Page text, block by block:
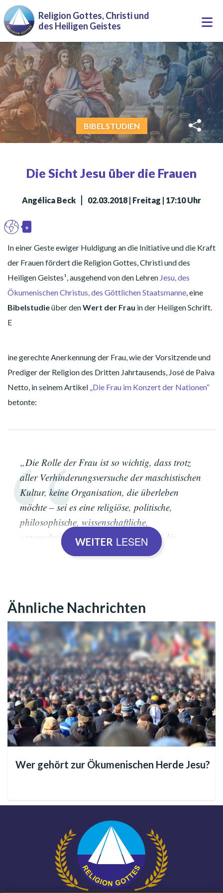
Direkt zum Inhalt
Religion Gottes, Christi und
des Heiligen Geistes
BIBELSTUDIEN
Die Sicht Jesu über die Frauen
Angélica Beck | 02.03.2018 | Freitag | 17:10 Uhr
+
Toggle Dropdown
In einer Geste ewiger Huldigung an die Initiative und die Kraft
der Frauen fördert die Religion Gottes, Christi und des
Heiligen Geistes¹, ausgehend von den Lehren Jesu, des
Ökumenischen Christus, des Göttlichen Staatsmanne, eine
Bibelstudieüber denWert der Frau in der Heiligen Schrift.
E
ine gerechte Anerkennung der Frau, wie der Vorsitzende und
Prediger der Religion des Dritten Jahrtausends, José de Paiva
Netto, in seinem Artikel „Die Frau im Konzert der Nationen“
betonte:
„Die Rolle der Frau ist so wichtig, dass trotz
aller Verhinderungsversuche der maschistischen
Kultur, keine Organisation, die überleben
möchte – sei es eine religiöse, politische,
philosophische, wissenschaftliche,
unternehmerische oder familiar – auf die
Unterstützung der Frau verzichten kann. Die
Grund für das menschliche Dasein. Welche
Mutter wünscht, dass ihr Kind im Krieg fällt?
Wehe uns, Männern, wenn die Frauen nicht
aufgeklärt, inspiriert und erleuchtet wären!“.
Das göttliche Beispiel, das uns von Jesus
hinterlassen wurde
In der Frohen Botschaft Christi wird darauf hingewiesen, dass
Jesus in Seiner erhabenen und spirituell revolutionären
Mission gezeigt hat, dass man Frauen, ebenso wie alle
Bei seinem ersten Sichtbaren Erscheinen auf Erden, befand
sich der göttliche Meister in einem sozialen Kontext, in dem
Er sich mit historischen und kulturellen Herausforderungen
konfrontiert sah, die Kindern, Frauen, Kranken und
WEITER LESEN
Ähnliche Nachrichten
Wer gehört zur Ökumenischen Herde Jesu?